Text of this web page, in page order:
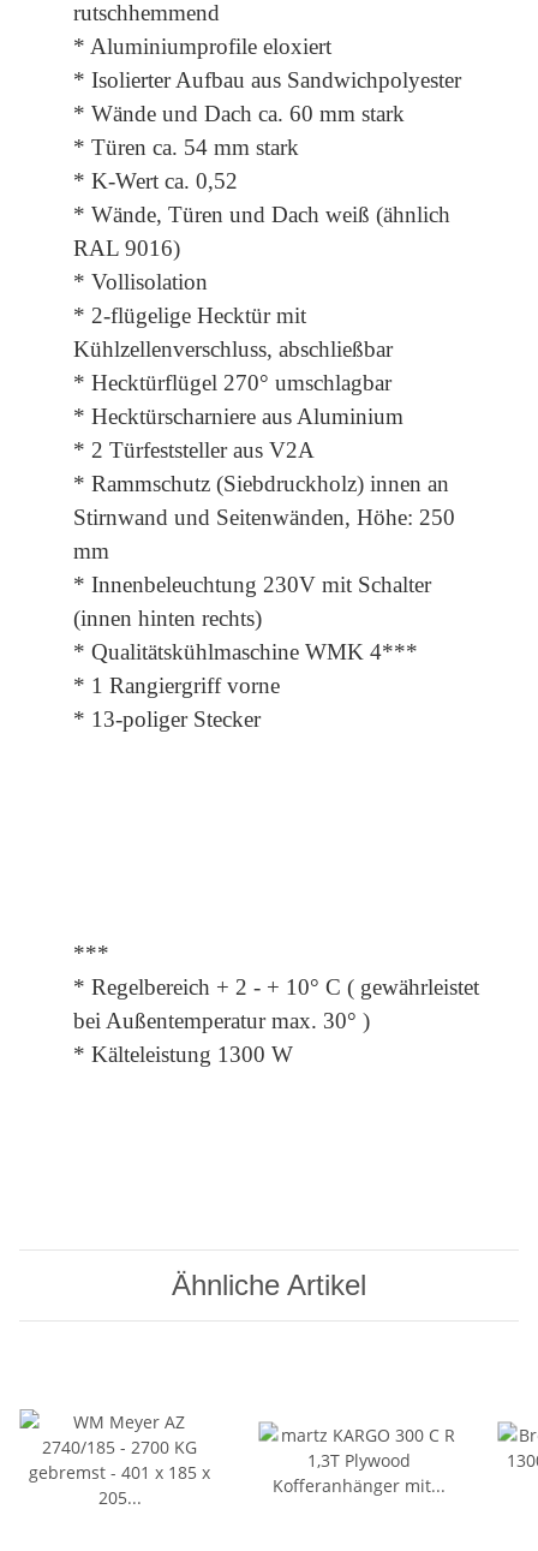
rutschhemmend
* Aluminiumprofile eloxiert
* Isolierter Aufbau aus Sandwichpolyester
* Wände und Dach ca. 60 mm stark
* Türen ca. 54 mm stark
* K-Wert ca. 0,52
* Wände, Türen und Dach weiß (ähnlich
RAL 9016)
* Vollisolation
* 2-flügelige Hecktür mit
Kühlzellenverschluss, abschließbar
* Hecktürflügel 270° umschlagbar
* Hecktürscharniere aus Aluminium
* 2 Türfeststeller aus V2A
* Rammschutz (Siebdruckholz) innen an
Stirnwand und Seitenwänden, Höhe: 250
mm
* Innenbeleuchtung 230V mit Schalter
(innen hinten rechts)
* Qualitätskühlmaschine WMK 4***
* 1 Rangiergriff vorne
* 13-poliger Stecker
***
* Regelbereich + 2 - + 10° C ( gewährleistet
bei Außentemperatur max. 30° )
* Kälteleistung 1300 W
Ähnliche Artikel